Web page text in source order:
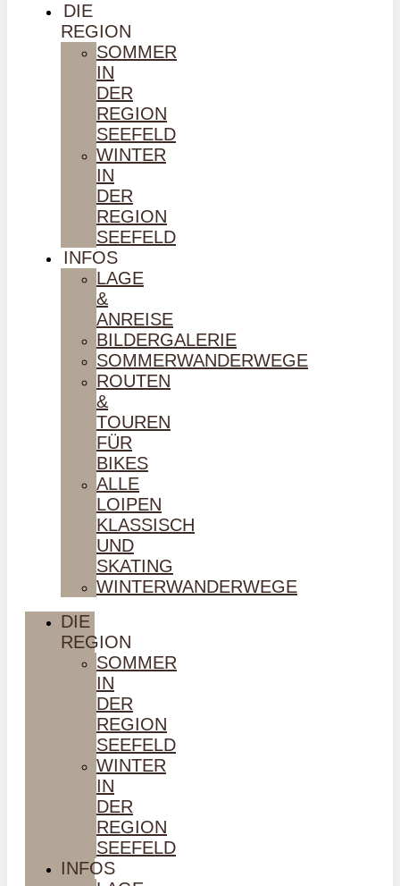
DIE
REGION
SOMMER
IN
DER
REGION
SEEFELD
WINTER
IN
DER
REGION
SEEFELD
INFOS
LAGE
&
ANREISE
BILDERGALERIE
SOMMERWANDERWEGE
ROUTEN
&
TOUREN
FÜR
BIKES
ALLE
LOIPEN
KLASSISCH
UND
SKATING
WINTERWANDERWEGE
DIE
REGION
SOMMER
IN
DER
REGION
SEEFELD
WINTER
IN
DER
REGION
SEEFELD
INFOS